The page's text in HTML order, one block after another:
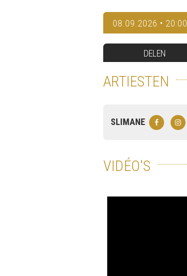
08.09.2026 • 20:00
DELEN
ARTIESTEN
SLIMANE
VIDÉO'S